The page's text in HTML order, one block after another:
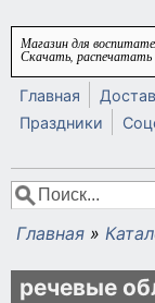
Перейти к
Магазин для
Скачать, распечатать
Главная
Праздники
Форма
Поиск
Вы здесь
Главная »
речевые